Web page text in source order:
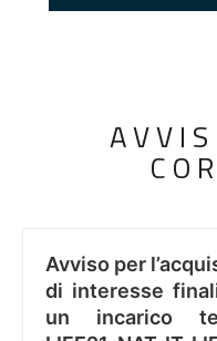
Avviso per
di interesse
un incarico